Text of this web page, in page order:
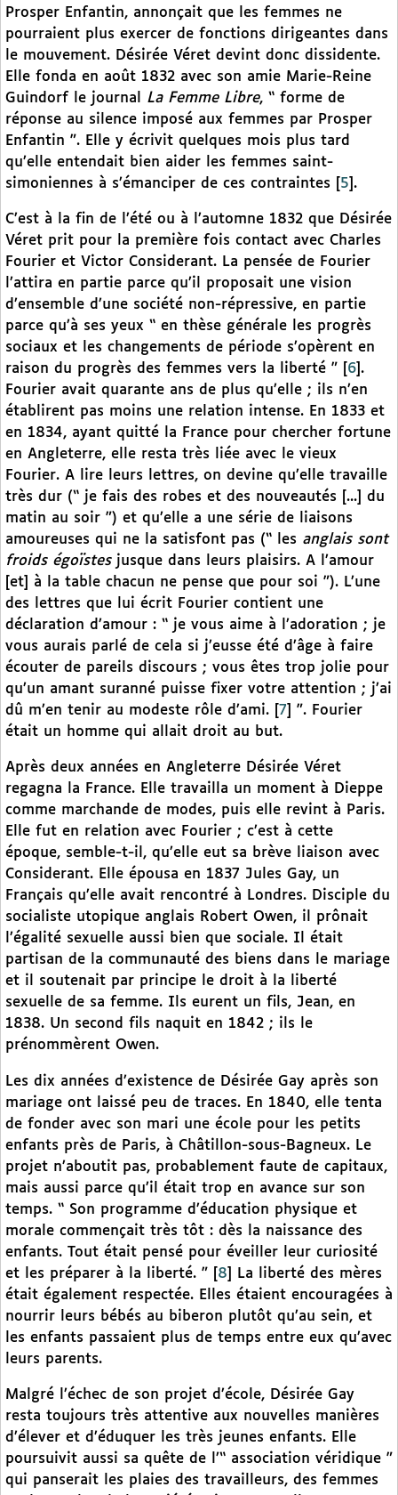
Prosper Enfantin, annonçait que les femmes ne
pourraient plus exercer de fonctions dirigeantes dans
le mouvement. Désirée Véret devint donc dissidente.
Elle fonda en août 1832 avec son amie Marie-Reine
Guindorf le journal La Femme Libre, “ forme de
réponse au silence imposé aux femmes par Prosper
Enfantin ”. Elle y écrivit quelques mois plus tard
qu’elle entendait bien aider les femmes saint-
simoniennes à s’émanciper de ces contraintes
5 .
C’est à la fin de l’été ou à l’automne 1832 que Désirée
Véret prit pour la première fois contact avec Charles
Fourier et Victor Considerant. La pensée de Fourier
l’attira en partie parce qu’il proposait une vision
d’ensemble d’une société non-répressive, en partie
parce qu’à ses yeux “ en thèse générale les progrès
sociaux et les changements de période s’opèrent en
raison du progrès des femmes vers la liberté ”
6 .
Fourier avait quarante ans de plus qu’elle ; ils n’en
établirent pas moins une relation intense. En 1833 et
en 1834, ayant quitté la France pour chercher fortune
en Angleterre, elle resta très liée avec le vieux
Fourier. A lire leurs lettres, on devine qu’elle travaille
très dur (“ je fais des robes et des nouveautés [...] du
matin au soir ”) et qu’elle a une série de liaisons
amoureuses qui ne la satisfont pas (“ les anglais sont
froids égoïstesjusque dans leurs plaisirs. A l’amour
[et] à la table chacun ne pense que pour soi ”). L’une
des lettres que lui écrit Fourier contient une
déclaration d’amour : “ je vous aime à l’adoration ; je
vous aurais parlé de cela si j’eusse été d’âge à faire
écouter de pareils discours ; vous êtes trop jolie pour
qu’un amant suranné puisse fixer votre attention ; j’ai
dû m’en tenir au modeste rôle d’ami.
7
”. Fourier
était un homme qui allait droit au but.
Après deux années en Angleterre Désirée Véret
regagna la France. Elle travailla un moment à Dieppe
comme marchande de modes, puis elle revint à Paris.
Elle fut en relation avec Fourier ; c’est à cette
époque, semble-t-il, qu’elle eut sa brève liaison avec
Considerant. Elle épousa en 1837 Jules Gay, un
Français qu’elle avait rencontré à Londres. Disciple du
socialiste utopique anglais Robert Owen, il prônait
l’égalité sexuelle aussi bien que sociale. Il était
partisan de la communauté des biens dans le mariage
et il soutenait par principe le droit à la liberté
sexuelle de sa femme. Ils eurent un fils, Jean, en
1838. Un second fils naquit en 1842 ; ils le
prénommèrent Owen.
Les dix années d’existence de Désirée Gay après son
mariage ont laissé peu de traces. En 1840, elle tenta
de fonder avec son mari une école pour les petits
enfants près de Paris, à Châtillon-sous-Bagneux. Le
projet n’aboutit pas, probablement faute de capitaux,
mais aussi parce qu’il était trop en avance sur son
temps. “ Son programme d’éducation physique et
morale commençait très tôt : dès la naissance des
enfants. Tout était pensé pour éveiller leur curiosité
et les préparer à la liberté. ”
8
La liberté des mères
était également respectée. Elles étaient encouragées à
nourrir leurs bébés au biberon plutôt qu’au sein, et
les enfants passaient plus de temps entre eux qu’avec
leurs parents.
Malgré l’échec de son projet d’école, Désirée Gay
resta toujours très attentive aux nouvelles manières
d’élever et d’éduquer les très jeunes enfants. Elle
poursuivit aussi sa quête de l’“ association véridique ”
qui panserait les plaies des travailleurs, des femmes